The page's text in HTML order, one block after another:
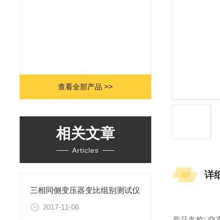
查看全部产品 >>
相关文章
Articles
三相同侧变压器变比组别测试仪
2017-11-06
详